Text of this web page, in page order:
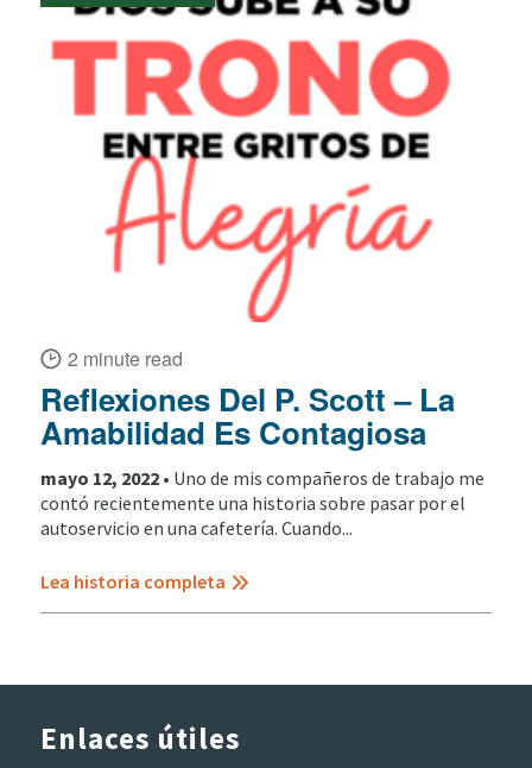
2 minute read
Reflexiones Del P. Scott – La
Amabilidad Es Contagiosa
mayo 12, 2022 • Uno de mis compañeros de trabajo me
contó recientemente una historia sobre pasar por el
autoservicio en una cafetería. Cuando...
Lea historia completa
Enlaces útiles